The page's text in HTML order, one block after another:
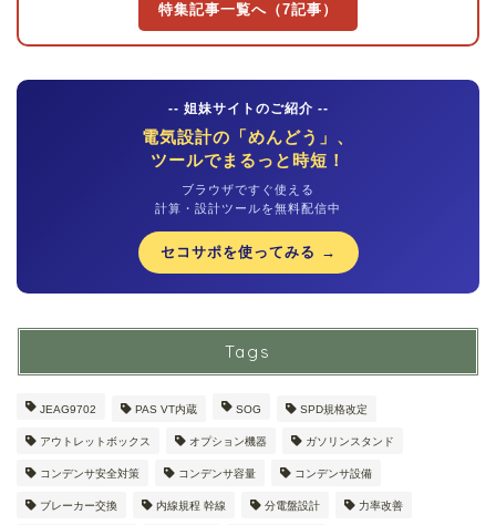
特集記事一覧へ（7記事）
-- 姐妹サイトのご紹介 --
電気設計の「めんどう」、
ツールでまるっと時短！
ブラウザですぐ使える
計算・設計ツールを無料配信中
セコサポを使ってみる →
Tags
JEAG9702 PAS VT内蔵 SOG SPD規格改定
アウトレットボックス オプション機器 ガソリンスタンド
コンデンサ安全対策 コンデンサ容量 コンデンサ設備
ブレーカー交換 内線規程 幹線 分電盤設計 力率改善